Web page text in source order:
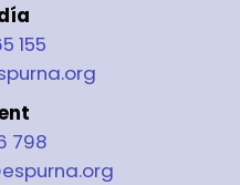
155
798